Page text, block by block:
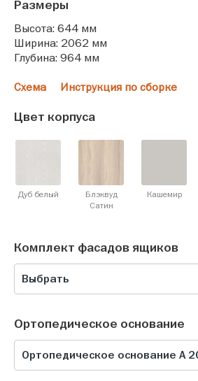
Размеры
Высота: 644 мм
Ширина: 2062 мм
Глубина: 964 мм
Схема Инструкция по сборке
Цвет корпуса
Дуб белый
Блэквуд
Cатин
Кашемир
Комплект фасадов ящиков
Выбрать
Ортопедическое основание